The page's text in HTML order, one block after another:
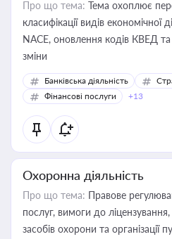
Про що тема: Тема охоплює
класифікації видів економічної
NACE, оновлення кодів КВЕД та
зміни
Банківська діяльність
Фінансові послуги
+13
Охоронна діяльність
Про що тема: Правове
послуг, вимоги до
засобів охорони та організації